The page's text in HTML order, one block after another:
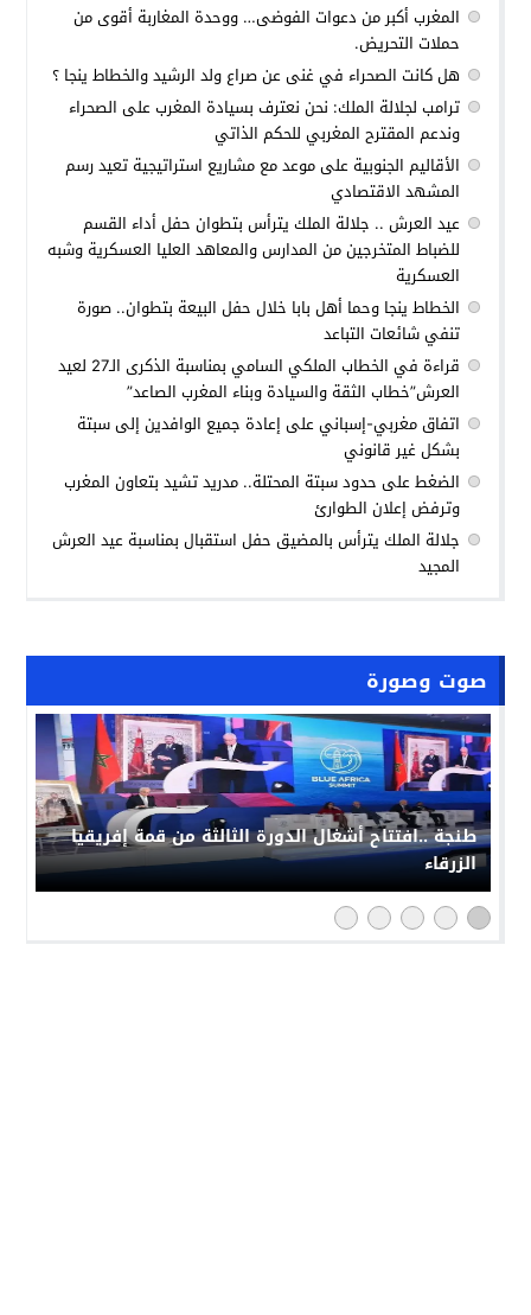
صوت وصورة
طنجة ..افتتاح أشغال الدورة الثالثة من قمة إفريقيا
الزرقاء
المغرب أكبر من دعوات الفوضى… ووحدة المغاربة أقوى من
حملات التحريض.
هل كانت الصحراء في غنى عن صراع ولد الرشيد والخطاط ينجا ؟
ترامب لجلالة الملك: نحن نعترف بسيادة المغرب على الصحراء
وندعم المقترح المغربي للحكم الذاتي
الأقاليم الجنوبية على موعد مع مشاريع استراتيجية تعيد رسم
المشهد الاقتصادي
عيد العرش .. جلالة الملك يترأس بتطوان حفل أداء القسم
للضباط المتخرجين من المدارس والمعاهد العليا العسكرية وشبه
العسكرية
الخطاط ينجا وحما أهل بابا خلال حفل البيعة بتطوان.. صورة
تنفي شائعات التباعد
قراءة في الخطاب الملكي السامي بمناسبة الذكرى الـ27 لعيد
العرش”خطاب الثقة والسيادة وبناء المغرب الصاعد”
اتفاق مغربي-إسباني على إعادة جميع الوافدين إلى سبتة
بشكل غير قانوني
الضغط على حدود سبتة المحتلة.. مدريد تشيد بتعاون المغرب
وترفض إعلان الطوارئ
جلالة الملك يترأس بالمضيق حفل استقبال بمناسبة عيد العرش
المجيد